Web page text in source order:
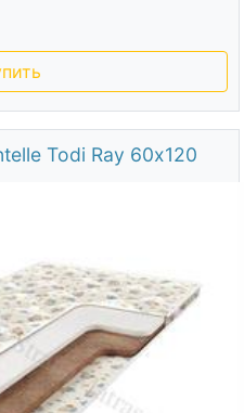
Todi Ray 60х120